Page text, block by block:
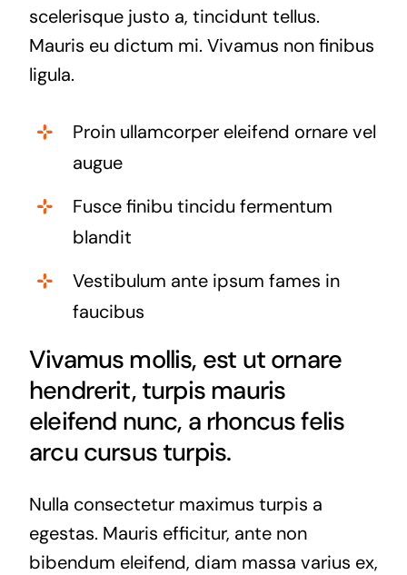
scelerisque justo a, tincidunt tellus.
Mauris eu dictum mi. Vivamus non finibus
ligula.
Proin ullamcorper eleifend ornare vel
augue
Fusce finibu tincidu fermentum
blandit
Vestibulum ante ipsum fames in
faucibus
Vivamus mollis, est ut ornare
hendrerit, turpis mauris
eleifend nunc, a rhoncus felis
arcu cursus turpis.
Nulla consectetur maximus turpis a
egestas. Mauris efficitur, ante non
bibendum eleifend, diam massa varius ex,